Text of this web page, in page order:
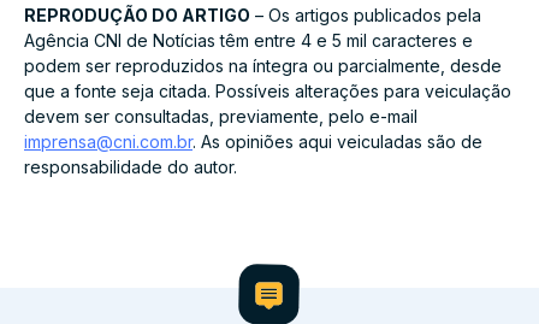
REPRODUÇÃO DO ARTIGO – Os artigos publicados pela
Agência CNI de Notícias têm entre 4 e 5 mil caracteres e
podem ser reproduzidos na íntegra ou parcialmente, desde
que a fonte seja citada. Possíveis alterações para veiculação
devem ser consultadas, previamente, pelo e-mail
imprensa@cni.com.br. As opiniões aqui veiculadas são de
responsabilidade do autor.